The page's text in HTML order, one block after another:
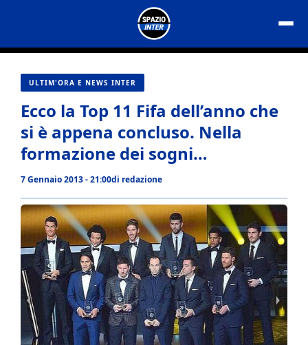
contenuto
ULTIM'ORA E NEWS INTER
Ecco la Top 11 Fifa dell’anno che
si è appena concluso. Nella
formazione dei sogni…
7 Gennaio 2013 - 21:00di redazione